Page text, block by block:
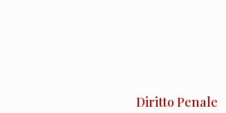
Diritto Penale